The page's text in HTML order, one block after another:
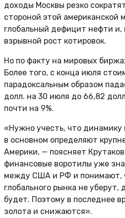
доходы Москвы резко
стороной этой американской
глобальный дефицит нефти и,
взрывной рост котировок.
Но по факту на мировых
Более того, с конца июля
парадоксальным образом
долл. на 30 июля до 66,82
почти на 9%.
«Нужно учесть, что
в основном определяют
Америки, — поясняет
финансовые воротилы уже
между США и РФ и понимают,
глобального рынка не
будет. Поэтому в последнее
золота и снижаются».